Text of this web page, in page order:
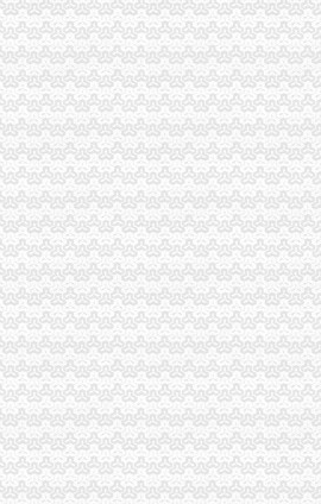
税务工商工作会议精
司注销工商工作会议精
照注销认真达落实全市工商工作会议精
务信息工作作出重要批示
全市代办注销分公司工商工作会议精
分公司工商行政管理工作会精
出“四个到位”重庆注销税务
代办注销分公司场监管应急预案
重庆分公司注销工商工作会议精
工作会议隆重召开
信息化岗位大练抽考和竞赛正式开考
所五项措施推进工商所12315分类监管平台应用
告知措施提高年检效率
两项突破工作”代办注销分公司谋划2007年工作
大力实施消费安全放心工程
视员到渝北局检查指导工作
销分公司工商工作会议精
分公司化办公室工作